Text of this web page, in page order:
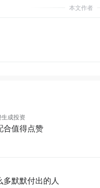
本文作者
成投资
合值得点赞
默默付出的人